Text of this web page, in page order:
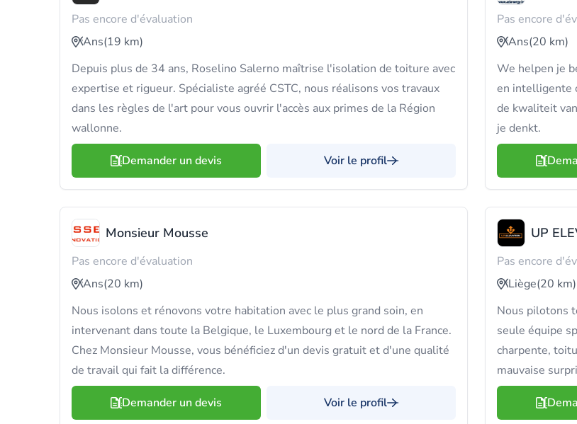
Pas encore d'évaluation
Ans(19 km)
Depuis plus de 34 ans, Roselino Salerno maîtrise l'isolation de toiture avec
expertise et rigueur. Spécialiste agréé CSTC, nous réalisons vos travaux
dans les règles de l'art pour vous ouvrir l'accès aux primes de la Région
wallonne.
Demander un devis Voir le profil
Pas encore
Ans(20 km)
We helpen je
en intelligente
de kwaliteit
je denkt.
Monsieur Mousse
Pas encore d'évaluation
Ans(20 km)
Nous isolons et rénovons votre habitation avec le plus grand soin, en
intervenant dans toute la Belgique, le Luxembourg et le nord de la France.
Chez Monsieur Mousse, vous bénéficiez d'un devis gratuit et d'une qualité
de travail qui fait la différence.
Demander un devis Voir le profil
UP
Pas encore
Liège(20 km)
Nous pilotons
seule équipe
charpente,
mauvaise